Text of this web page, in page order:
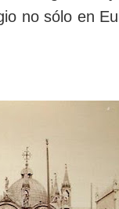
no sólo en